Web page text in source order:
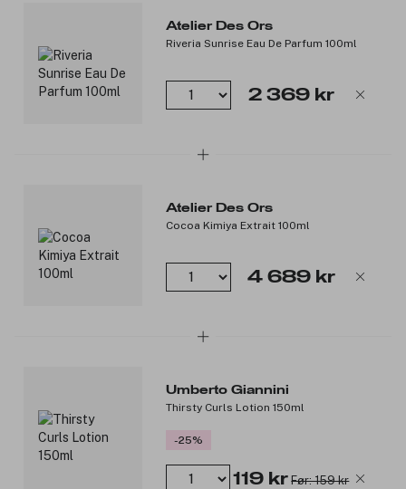
Toppnoter: Mandarin-essens, kardemomme-essens og
muskatsalvie-essens.
Hjertenoter: Isop-essens, røkelse og chili berry-essens.
Bunnoter: Hyraceum-infusjon og patchouliessens.
Atelier Des Ors
Riveria Sunrise Eau De Parfum 100ml
2 369 kr
Atelier Des Ors
Cocoa Kimiya Extrait 100ml
4 689 kr
Umberto Giannini
Thirsty Curls Lotion 150ml
-25%
119 kr Før: 159 kr